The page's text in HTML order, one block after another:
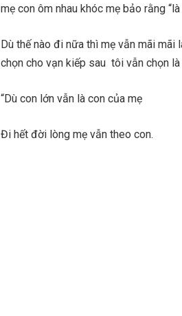
mẹ con ôm nhau khóc mẹ bảo rằng
Dù thế nào đi nữa thì mẹ vẫn mãi
chọn cho vạn kiếp sau tôi vẫn chọn là
“Dù con lớn vẫn là con của mẹ
Đi hết đời lòng mẹ vẫn theo con.